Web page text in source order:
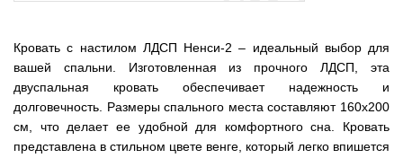
Кровать с настилом ЛДСП Ненси-2 – идеальный выбор для
вашей спальни. Изготовленная из прочного ЛДСП, эта
двуспальная кровать обеспечивает надежность и
долговечность. Размеры спального места составляют 160х200
см, что делает ее удобной для комфортного сна. Кровать
представлена в стильном цвете венге, который легко впишется